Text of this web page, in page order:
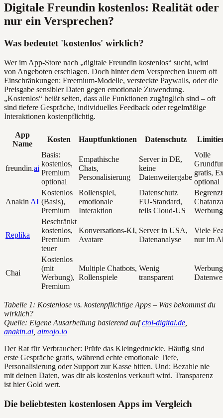
Digitale Freundin kostenlos: Realität oder
nur ein Versprechen?
Was bedeutet 'kostenlos' wirklich?
Wer im App-Store nach „digitale Freundin kostenlos“ sucht, wird
von Angeboten erschlagen. Doch hinter dem Versprechen lauern oft
Einschränkungen: Freemium-Modelle, versteckte Paywalls, oder die
Preisgabe sensibler Daten gegen emotionale Zuwendung.
„Kostenlos“ heißt selten, dass alle Funktionen zugänglich sind – oft
sind tiefere Gespräche, individuelles Feedback oder regelmäßige
Interaktionen kostenpflichtig.
App
Name
Kosten Hauptfunktionen Datenschutz
freundin.ai
Basis:
kostenlos,
Premium
optional
Empathische
Chats,
Personalisierung
Server in DE,
keine
Datenweitergabe
Volle
gratis,
optional
Anakin AI
Kostenlos
(Basis),
Premium
Rollenspiel,
emotionale
Interaktion
Datenschutz
EU-Standard,
teils Cloud-US
Werbung
Replika
Beschränkt
kostenlos,
Premium
teuer
Konversations-KI,
Avatare
Server in USA,
Datenanalyse
Viele
nur im
Chai
Kostenlos
(mit
Werbung),
Premium
Multiple Chatbots,
Rollenspiele
Wenig
transparent
Tabelle 1: Kostenlose vs. kostenpflichtige Apps – Was bekommst du
wirklich?
Quelle: Eigene Ausarbeitung basierend aufctol-digital.de
anakin.ai aimojo.io
Der Rat für Verbraucher: Prüfe das Kleingedruckte. Häufig sind
erste Gespräche gratis, während echte emotionale Tiefe,
Personalisierung oder Support zur Kasse bitten. Und: Bezahle nie
mit deinen Daten, was dir als kostenlos verkauft wird. Transparenz
ist hier Gold wert.
Die beliebtesten kostenlosen Apps im Vergleich